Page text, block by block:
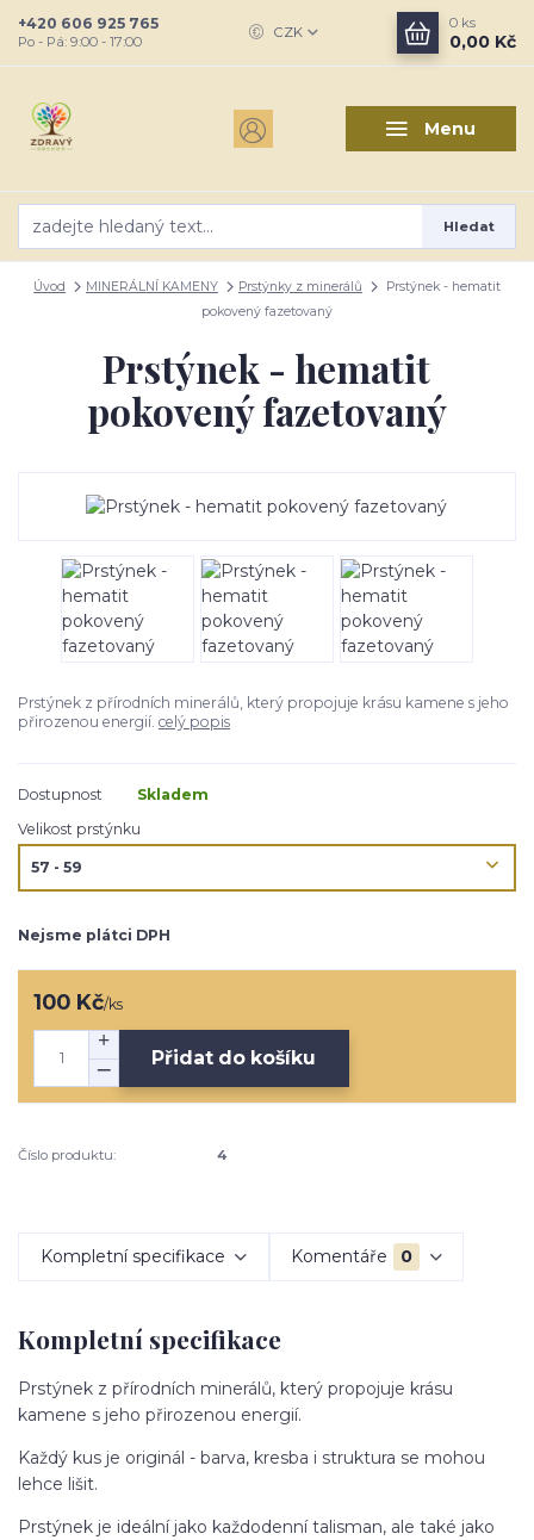
Menu
CZK
Hledat
+420 606 925 765
Po - Pá: 9:00 - 17:00
0 ks
0,00 Kč
Úvod MINERÁLNÍ KAMENY Prstýnky z minerálů
Prstýnek - hematit
pokovený fazetovaný
Prstýnek - hematit
pokovený fazetovaný
Prstýnek z přírodních minerálů, který propojuje krásu kamene s jeho
přirozenou energií. celý popis
Dostupnost
Skladem
Velikost prstýnku
Nejsme plátci DPH
100 Kč/ks
Přidat do košíku
Číslo produktu: 4
Kompletní specifikace Komentáře 0
Kompletní specifikace
Prstýnek z přírodních minerálů, který propojuje krásu
kamene s jeho přirozenou energií.
Každý kus je originál - barva, kresba i struktura se mohou
lehce lišit.
Prstýnek je ideální jako každodenní talisman, ale také jako